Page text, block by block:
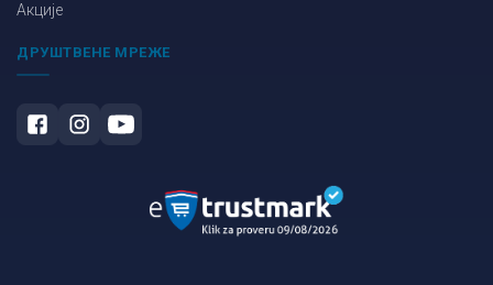
Акције
ДРУШТВЕНЕ МРЕЖЕ